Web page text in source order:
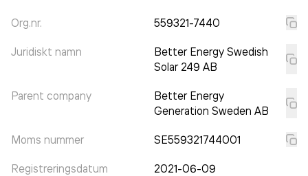
Org.nr. 559321-7440
Juridiskt namn
Better Energy Swedish
Solar 249 AB
Parent company
Better Energy
Generation Sweden AB
Moms nummer SE559321744001
Registreringsdatum 2021-06-09